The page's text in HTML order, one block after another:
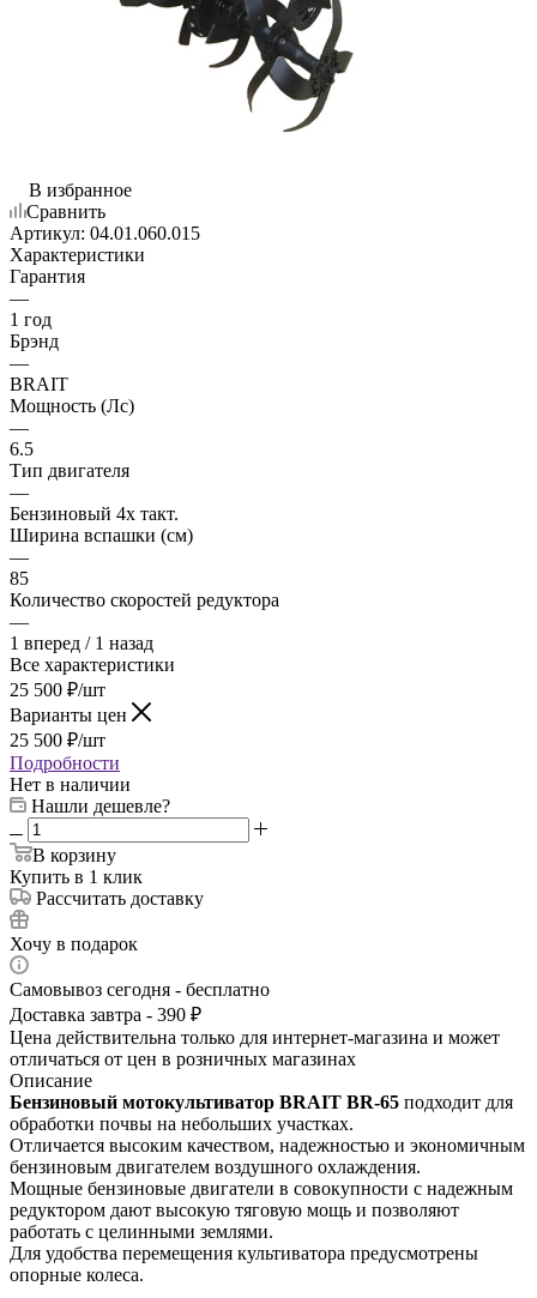
В избранное
Сравнить
Артикул: 04.01.060.015
Характеристики
Гарантия
—
1 год
Брэнд
—
BRAIT
Мощность (Лс)
—
6.5
Тип двигателя
—
Бензиновый 4х такт.
Ширина вспашки (см)
—
85
Количество скоростей редуктора
—
1 вперед / 1 назад
Все характеристики
25 500 ₽/шт
Варианты цен
25 500 ₽/шт
Подробности
Нет в наличии
Нашли дешевле?
В корзину
Купить в 1 клик
Рассчитать доставку
Хочу в подарок
Самовывоз сегодня - бесплатно
Доставка завтра - 390 ₽
Цена действительна только для интернет-магазина и может
отличаться от цен в розничных магазинах
Описание
Бензиновый мотокультиватор BRAIT ВR-65 подходит для
обработки почвы на небольших участках.
Отличается высоким качеством, надежностью и экономичным
бензиновым двигателем воздушного охлаждения.
Мощные бензиновые двигатели в совокупности с надежным
редуктором дают высокую тяговую мощь и позволяют
работать с целинными землями.
Для удобства перемещения культиватора предусмотрены
опорные колеса.